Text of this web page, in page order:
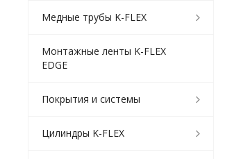
Медные трубы K-FLEX
Монтажные ленты K-FLEX
EDGE
Покрытия и системы
Цилиндры K-FLEX